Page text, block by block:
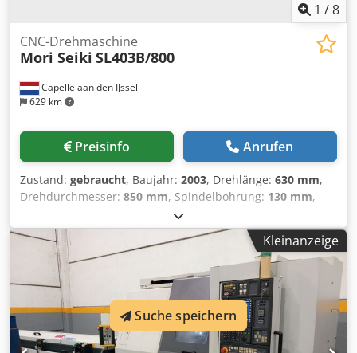
1 /8
Capelle aan den IJssel
629 km
CNC-Drehmaschine
Mori Seiki SL403B/800
Preisinfo Anrufen
Zustand: gebraucht, Baujahr: 2003, Drehlänge: 630 mm,
Drehdurchmesser: 850 mm, Spindelbohrung: 130 mm,
3’000 U/min
345 mm, Verfahrweg Z-Achse:830 mm, Mori Seiki SL-
403B/800 CNC-Drehmaschine (2003) Maschinentyp: CNC-
Drehzentrum (2-Achsen) Baujahr: 2003 Steuerung: Mori
Seiki MSX-501II Max. Drehdurchmesser: ca. 630 mm Max.
Drehlänge: ca. 800 mm Credpfex Hp Eisx Ab Nsf
Spitzenweite: ca. 850 mm Verfahrweg X-Achse: ca. 345 mm
Verfahrweg Z-Achse: ca. 830 mm Spindelnase: A2-11
Spindelbohrung: ca. 130 mm Max. Stangendurchlass: ca.
Kleinanzeige
Suche speichern